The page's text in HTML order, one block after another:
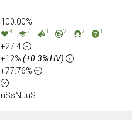
100.00%
4 7 1 2 2 1
+27.4
+12% (+0.3% HV)
+77.76%
nSsNuuS